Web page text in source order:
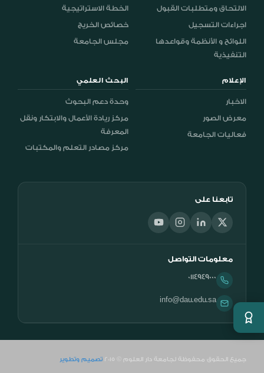
الالتحاق ومتطلبات القبول
اجراءات التسجيل
اللوائح و الأنظمة وقواعدها
التنفيذية
الخطة الاستراتيجية
خصائص الخريج
مجلس الجامعة
الإعلام
الاخبار
معرض الصور
فعاليات الجامعة
البحث العلمي
وحدة دعم البحوث
مركز ريادة الأعمال والابتكار ونقل
المعرفة
مركز مصادر التعلم والمكتبات
تابعنا على
معلومات التواصل
0114949000
info@dau.edu.sa
جميع الحقوق محفوظة لجامعة دار العلوم © 2015 تصميم وتطوير